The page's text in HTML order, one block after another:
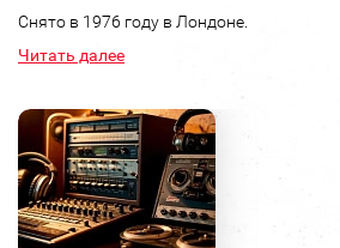
Снято в 1976 году в Лондоне.
Читать далее